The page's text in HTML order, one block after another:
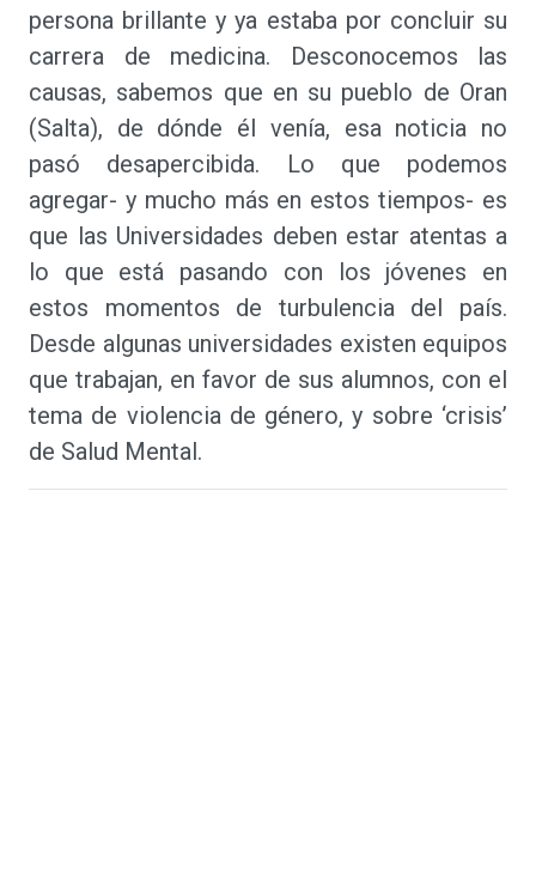
persona brillante y ya estaba por concluir su
carrera de medicina. Desconocemos las
causas, sabemos que en su pueblo de Oran
(Salta), de dónde él venía, esa noticia no
pasó desapercibida. Lo que podemos
agregar- y mucho más en estos tiempos- es
que las Universidades deben estar atentas a
lo que está pasando con los jóvenes en
estos momentos de turbulencia del país.
Desde algunas universidades existen equipos
que trabajan, en favor de sus alumnos, con el
tema de violencia de género, y sobre ‘crisis’
de Salud Mental.